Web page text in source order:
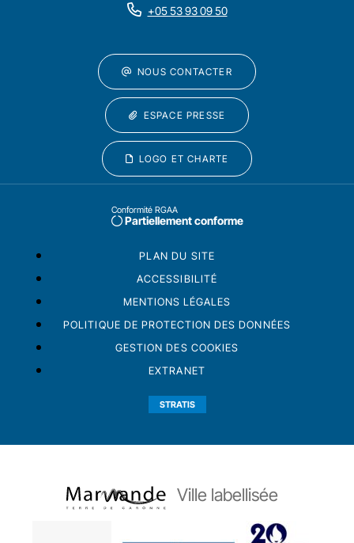
+05 53 93 09 50
NOUS CONTACTER
ESPACE PRESSE
LOGO ET CHARTE
Conformité RGAA
Partiellement conforme
PLAN DU SITE
ACCESSIBILITÉ
MENTIONS LÉGALES
POLITIQUE DE PROTECTION DES DONNÉES
GESTION DES COOKIES
EXTRANET
STRATIS
Ville labellisée